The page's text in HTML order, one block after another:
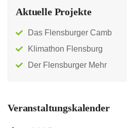
Aktuelle Projekte
Das Flensburger Camb
Klimathon Flensburg
Der Flensburger Mehr
Veranstaltungskalender